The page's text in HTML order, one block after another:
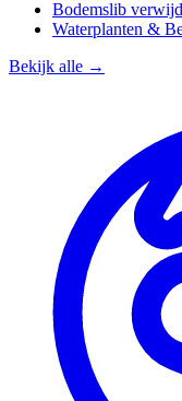
Bodemslib
Waterplanten &
Bekijk alle →